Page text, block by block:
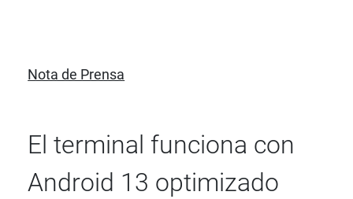
Nota de Prensa
El terminal funciona con
Android 13 optimizado